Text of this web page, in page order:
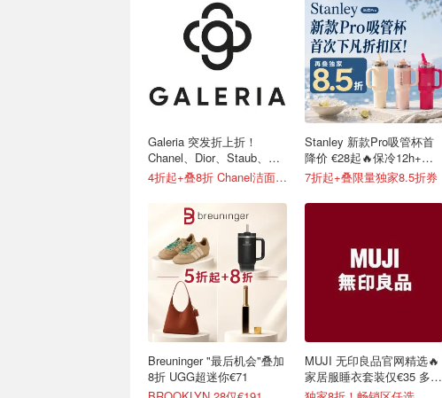
Galeria 突发折上折！
Chanel、Dior、Staub、黑
绷带
4折起+叠8折 Chanel洁面罕见€43
Breuninger "最后机会"叠加
8折 UGG超迷你€71
Stanley 新款Pro吸管杯首
降价 €28起🔥保冷12h+，
便携不漏水
7折起+叠限量独家8.5折券
MUJI 无印良品官网精选🔥
家居服睡衣套装仅€35 多色
可选